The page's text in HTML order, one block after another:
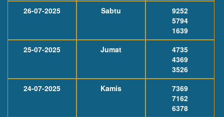
26-07-2025
Sabtu
9252
5794
1639
25-07-2025
Jumat
4735
4369
3526
24-07-2025
Kamis
7369
7162
6378